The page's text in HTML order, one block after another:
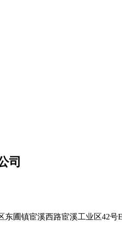
司
圃镇宦溪西路宦溪工业区42号